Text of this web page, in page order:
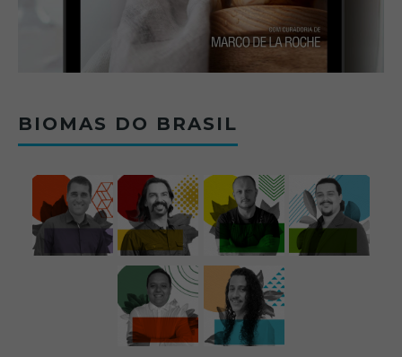
BIOMAS DO BRASIL